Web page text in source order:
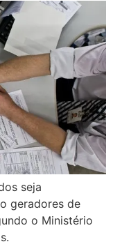
seja
geradores de
o Ministério